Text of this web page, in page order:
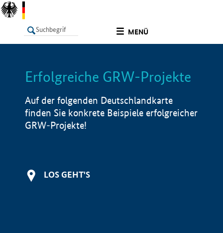
MENÜ
LISTE Info
Erfolgreiche GRW-Projekte
Auf der folgenden Deutschlandkarte
finden Sie konkrete Beispiele erfolgreicher
GRW-Projekte!
LOS GEHT'S